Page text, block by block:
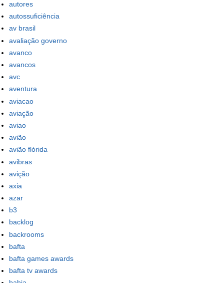
autores
autossuficiência
av brasil
avaliação governo
avanco
avancos
avc
aventura
aviacao
aviação
aviao
avião
avião flórida
avibras
avição
axia
azar
b3
backlog
backrooms
bafta
bafta games awards
bafta tv awards